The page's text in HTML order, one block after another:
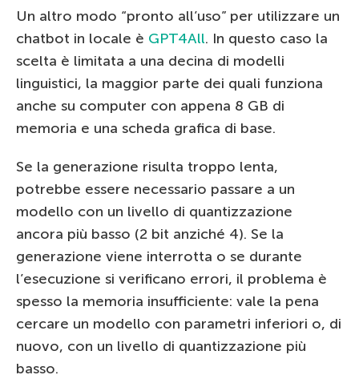
Un altro modo “pronto all’uso” per utilizzare un
chatbot in locale è GPT4All. In questo caso la
scelta è limitata a una decina di modelli
linguistici, la maggior parte dei quali funziona
anche su computer con appena 8 GB di
memoria e una scheda grafica di base.
Se la generazione risulta troppo lenta,
potrebbe essere necessario passare a un
modello con un livello di quantizzazione
ancora più basso (2 bit anziché 4). Se la
generazione viene interrotta o se durante
l’esecuzione si verificano errori, il problema è
spesso la memoria insufficiente: vale la pena
cercare un modello con parametri inferiori o, di
nuovo, con un livello di quantizzazione più
basso.